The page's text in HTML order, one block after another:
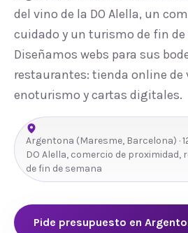
del vino de la DO Alella, un
cuidado y un turismo de fin de
Diseñamos webs para sus
restaurantes: tienda online de
enoturismo y cartas digitales.
Argentona (Maresme, Barcelona) ·
DO Alella, comercio de
de fin de semana
Pide presupuesto en